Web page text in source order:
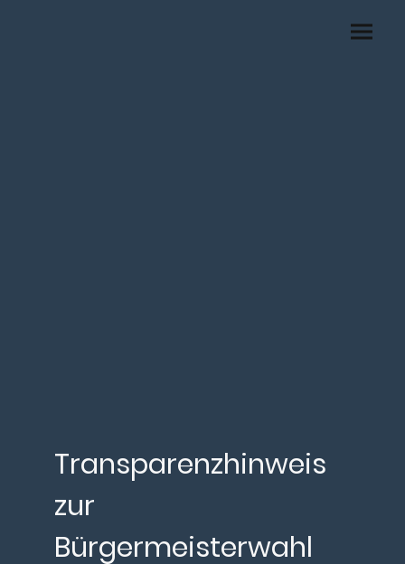
Transparenzhinweis
zur
Bürgermeisterwahl